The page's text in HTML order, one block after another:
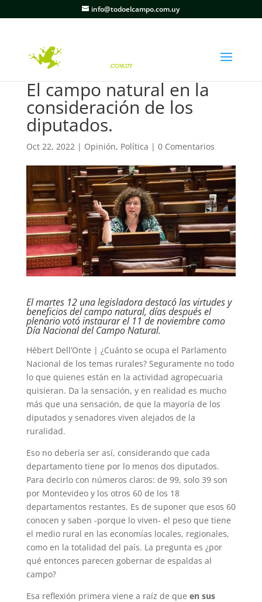
info@todoelcampo.com.uy
El campo natural en la
consideración de los
diputados.
Oct 22, 2022| Opinión, Política | 0 Comentarios
El martes 12 una legisladora destacó las virtudes y
beneficios del campo natural, días después el
plenario votó instaurar el 11 de noviembre como
Día Nacional del Campo Natural.
Hébert Dell’Onte | ¿Cuánto se ocupa el Parlamento
Nacional de los temas rurales? Seguramente no todo
lo que quienes están en la actividad agropecuaria
quisieran. Da la sensación, y en realidad es mucho
más que una sensación, de que la mayoría de los
diputados y senadores viven alejados de la
ruralidad.
Eso no debería ser así, considerando que cada
departamento tiene por lo menos dos diputados.
Para decirlo con números claros: de 99, solo 39 son
por Montevideo y los otros 60 de los 18
departamentos restantes. Es de suponer que esos 60
conocen y saben -porque lo viven- el peso que tiene
el medio rural en las economías locales, regionales,
como en la totalidad del país. La pregunta es ¿por
qué entonces parecen gobernar de espaldas al
campo?
Esa reflexión primera viene a raíz de que en sus